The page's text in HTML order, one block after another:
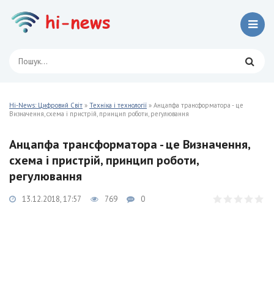
Hi-News: Цифровий Світ » Техніка і технології » Анцапфа трансформатора - це
Визначення, схема і пристрій, принцип роботи, регулювання
Анцапфа трансформатора - це Визначення,
схема і пристрій, принцип роботи,
регулювання
13.12.2018, 17:57 769 0